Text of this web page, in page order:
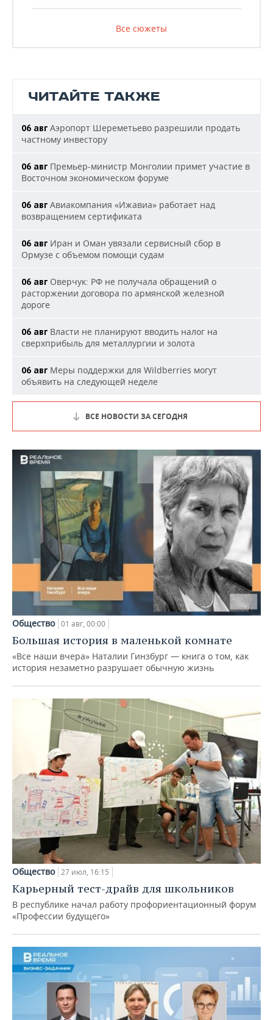
Все сюжеты
ЧИТАЙТЕ ТАКЖЕ
06 авг Аэропорт Шереметьево разрешили продать
частному инвестору
06 авг Премьер-министр Монголии примет участие в
Восточном экономическом форуме
06 авг Авиакомпания «Ижавиа» работает над
возвращением сертификата
06 авг Иран и Оман увязали сервисный сбор в
Ормузе с объемом помощи судам
06 авг Оверчук: РФ не получала обращений о
расторжении договора по армянской железной
дороге
06 авг Власти не планируют вводить налог на
сверхприбыль для металлургии и золота
06 авг Меры поддержки для Wildberries могут
объявить на следующей неделе
ВСЕ НОВОСТИ ЗА СЕГОДНЯ
Общество 01 авг, 00:00
Большая история в маленькой комнате
«Все наши вчера» Наталии Гинзбург — книга о том, как
история незаметно разрушает обычную жизнь
Общество 27 июл, 16:15
Карьерный тест-драйв для школьников
В республике начал работу профориентационный форум
«Профессии будущего»